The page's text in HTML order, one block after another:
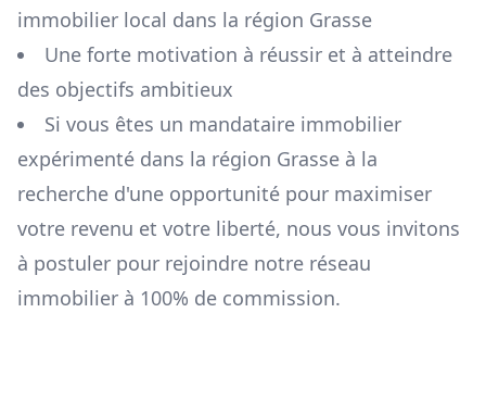
immobilier local dans la région Grasse
Une forte motivation à réussir et à atteindre
des objectifs ambitieux
Si vous êtes un mandataire immobilier
expérimenté dans la région Grasse à la
recherche d'une opportunité pour maximiser
votre revenu et votre liberté, nous vous invitons
à postuler pour rejoindre notre réseau
immobilier à 100% de commission.